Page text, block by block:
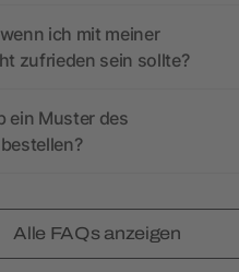
ich mit meiner
zufrieden sein sollte?
ein Muster des
Alle FAQs anzeigen